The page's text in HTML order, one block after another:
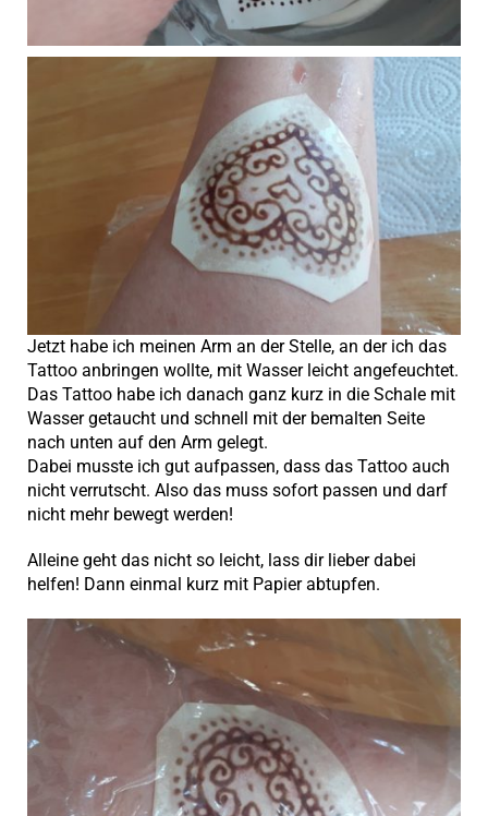
Jetzt habe ich meinen Arm an der Stelle, an der ich das
Tattoo anbringen wollte, mit Wasser leicht angefeuchtet.
Das Tattoo habe ich danach ganz kurz in die Schale mit
Wasser getaucht und schnell mit der bemalten Seite
nach unten auf den Arm gelegt.
Dabei musste ich gut aufpassen, dass das Tattoo auch
nicht verrutscht. Also das muss sofort passen und darf
nicht mehr bewegt werden!
Alleine geht das nicht so leicht, lass dir lieber dabei
helfen! Dann einmal kurz mit Papier abtupfen.